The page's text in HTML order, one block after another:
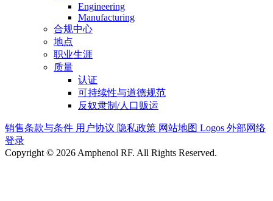
Engineering
Manufacturing
合规中心
地点
职业生涯
质量
认证
可持续性与道德规范
反奴隶制/人口贩运
销售条款与条件 用户协议 隐私政策 网站地图 Logos 外部网络
登录
Copyright © 2026 Amphenol RF. All Rights Reserved.